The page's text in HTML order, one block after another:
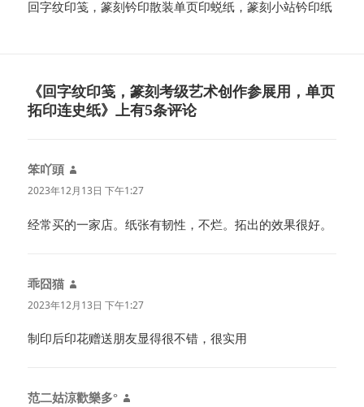
回字纹印笺，篆刻钤印散装单页印蜕纸，篆刻小站钤印纸
《回字纹印笺，篆刻考级艺术创作参展用，单页
拓印连史纸》上有5条评论
笨吖頭
道：
2023年12月13日 下午1:27
经常买的一家店。纸张有韧性，不烂。拓出的效果很好。
乖囧猫
道：
2023年12月13日 下午1:27
制印后印花赠送朋友显得很不错，很实用
范二姑涼歡樂多°